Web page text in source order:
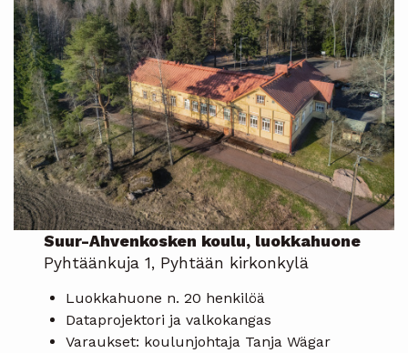
Suur-Ahvenkosken koulu, luokkahuone
Pyhtäänkuja 1, Pyhtään kirkonkylä
Luokkahuone n. 20 henkilöä
Dataprojektori ja valkokangas
Varaukset: koulunjohtaja Tanja Wägar